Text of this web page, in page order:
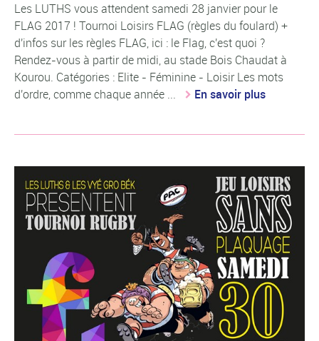
Les LUTHS vous attendent samedi 28 janvier pour le
FLAG 2017 ! Tournoi Loisirs FLAG (règles du foulard) +
d'infos sur les règles FLAG, ici : le Flag, c'est quoi ?
Rendez-vous à partir de midi, au stade Bois Chaudat à
Kourou. Catégories : Elite - Féminine - Loisir Les mots
d'ordre, comme chaque année ...
En savoir plus